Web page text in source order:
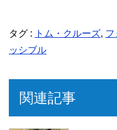
c
b
i
タグ : トム・クルーズ, フ
ッシブル
関連記事